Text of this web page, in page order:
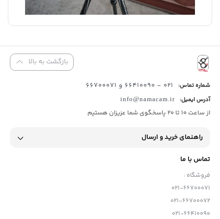
بازگشت به بالا
شماره تماس: 021 - 66410090 و 66700071
آدرس ایمیل: info@namacam.ir
از ساعت 10 تا 20 پاسخگوی شما عزیزان هستیم
راهنمای خرید و ارسال
تماس با ما
فروشگاه :
021-66700071
021-66700072
021-66410090